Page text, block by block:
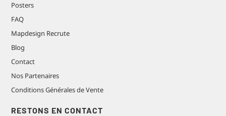
Posters
FAQ
Mapdesign Recrute
Blog
Contact
Nos Partenaires
Conditions Générales de Vente
RESTONS EN CONTACT